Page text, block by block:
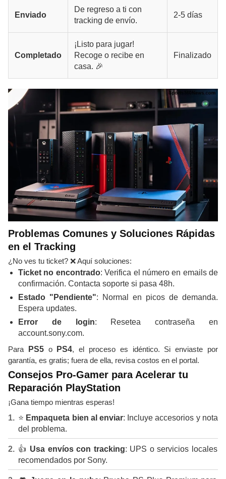
Enviado
De regreso a ti con
tracking de envío.
2-5 días
Completado
¡Listo para jugar!
Recoge o recibe en
casa. 🎉
Finalizado
Problemas Comunes y Soluciones Rápidas
en el Tracking
¿No ves tu ticket? ❌ Aquí soluciones:
Ticket no encontrado: Verifica el número en emails de
confirmación. Contacta soporte si pasa 48h.
Estado "Pendiente": Normal en picos de demanda.
Espera updates.
Error de login: Resetea contraseña en
account.sony.com.
Para
PS5o PS4, el proceso es idéntico. Si enviaste por
garantía, es gratis; fuera de ella, revisa costos en el portal.
Consejos Pro-Gamer para Acelerar tu
Reparación PlayStation
¡Gana tiempo mientras esperas!
⭐ Empaqueta bien al enviar: Incluye accesorios y nota
del problema.
👍 Usa envíos con tracking: UPS o servicios locales
recomendados por Sony.